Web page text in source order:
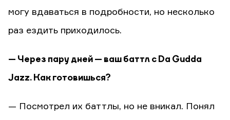
могу вдаваться в подробности, но несколько
раз ездить приходилось.
— Через пару дней — ваш баттл с Da Gudda
Jazz. Как готовишься?
— Посмотрел их баттлы, но не вникал. Понял